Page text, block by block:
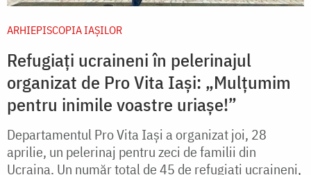
ARHIEPISCOPIA IAŞILOR
Refugiați ucraineni în pelerinajul
organizat de Pro Vita Iași: „Mulțumim
pentru inimile voastre uriașe!”
Departamentul Pro Vita Iași a organizat joi, 28
aprilie, un pelerinaj pentru zeci de familii din
Ucraina. Un număr total de 45 de refugiați ucraineni,